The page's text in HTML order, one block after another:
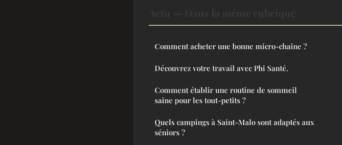
Comment acheter une bonne micro-chaîne ?
Découvrez votre travail avec Phi Santé.
Comment établir une routine de sommeil
saine pour les tout-petits ?
Quels campings à Saint-Malo sont adaptés aux
séniors ?